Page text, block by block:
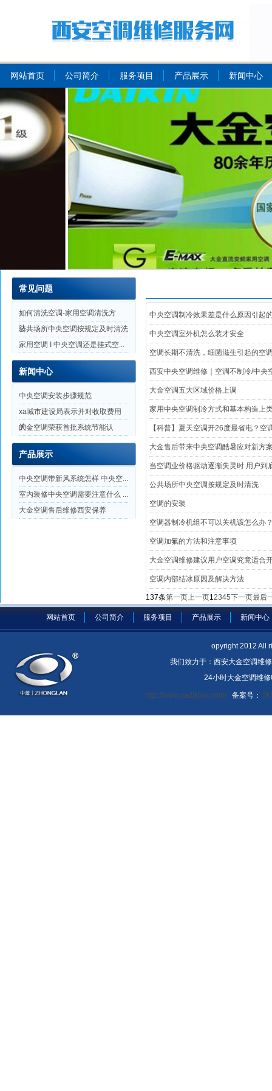
网站首页 公司简介 服务项目 产品展示 新闻中心
常见问题
如何清洗空调-家用空调清洗方
法...
公共场所中央空调按规定及时清洗
家用空调 I 中央空调还是挂式空...
新闻中心
中央空调安装步骤规范
xa城市建设局表示并对收取费用
的...
大金空调荣获首批系统节能认
证，...
产品展示
中央空调带新风系统怎样 中央空...
室内装修中央空调需要注意什么 ...
大金空调售后维修西安保养
中央空调制冷效果差是什么原因引起
中央空调室外机怎么装才安全
空调长期不清洗，细菌滋生引起的空
西安中央空调维修｜空调不制冷/中央
大金空调五大区域价格上调
家用中央空调制冷方式和基本构造上
【科普】夏天空调开26度最省电？
大金售后带来中央空调酷暑应对新方
当空调业价格驱动逐渐失灵时 用户到
公共场所中央空调按规定及时清洗
空调的安装
空调器制冷机组不可以关机该怎么办
空调加氟的方法和注意事项
大金空调维修建议用户空调究竟适合
空调内部结冰原因及解决方法
137条第一页上一页12345下一页最后
网站首页 公司简介 服务项目 产品展示 新闻中心
opyright 2012 All
我们致力于：西安大金空调维
24小时大金空调维
http://www.xadjktwx.com/ 备案号：